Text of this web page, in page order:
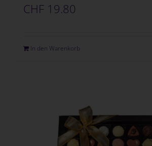
CHF 19.80
In den Warenkorb